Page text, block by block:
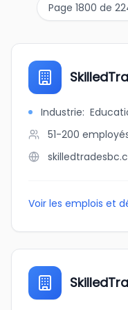
Page 1800 de
Industrie:
51-200
Voir les emplois et